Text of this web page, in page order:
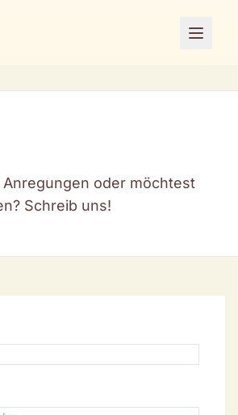
Menü
Anregungen oder möchtest
Schreib uns!